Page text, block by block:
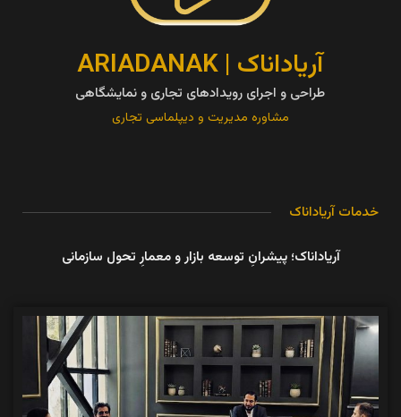
آریاداناک | ARIADANAK
طراحی و اجرای رویدادهای تجاری و نمایشگاهی
مشاوره مدیریت و دیپلماسی تجاری
خدمات آریاداناک
آریاداناک؛ پیشرانِ توسعه بازار و معمارِ تحول سازمانی